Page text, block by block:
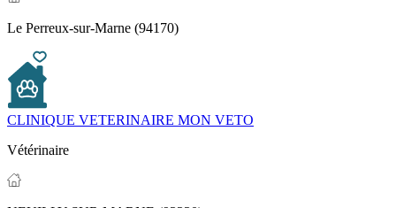
Le Perreux-sur-Marne (94170)
CLINIQUE VETERINAIRE MON VETO
Vétérinaire